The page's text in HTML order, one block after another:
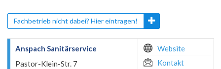
Fachbetrieb nicht dabei? Hier eintragen!
Anspach Sanitärservice
Pastor-Klein-Str. 7
Website
Kontakt